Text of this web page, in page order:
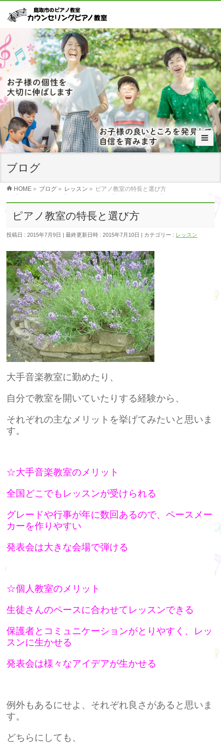
ブログ
HOME » ブログ » レッスン » ピアノ教室の特長と選び方
ピアノ教室の特長と選び方
投稿日 : 2015年7月9日 最終更新日時 : 2015年7月10日 カテゴリー : レッスン
大手音楽教室に勤めたり、
自分で教室を開いていたりする経験から、
それぞれの主なメリットを挙げてみたいと思いま
す。
☆大手音楽教室のメリット
全国どこでもレッスンが受けられる
グレードや行事が年に数回あるので、ペースメー
カーを作りやすい
発表会は大きな会場で弾ける
☆個人教室のメリット
生徒さんのペースに合わせてレッスンできる
保護者とコミュニケーションがとりやすく、レッ
スンに生かせる
発表会は様々なアイデアが生かせる
例外もあるにせよ、それぞれ良さがあると思いま
す。
どちらにしても、